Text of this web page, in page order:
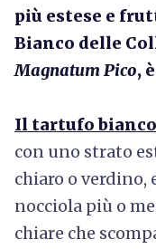
più estese e
Bianco delle
Magnatum Pico,
Il tartufo bianco
con uno strato
chiaro o verdino,
nocciola più o
chiare che